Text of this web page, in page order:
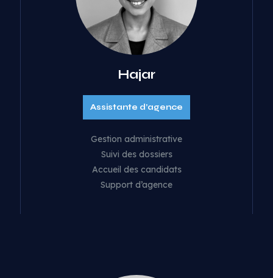
Hajar
Assistante d’agence
Gestion administrative
Suivi des dossiers
Accueil des candidats
Support d’agence